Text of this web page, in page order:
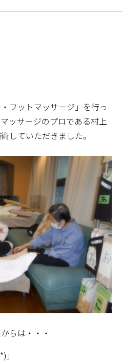
フットマッサージ」を行っ
ッサージのプロである村上
していただきました。
らは・・・